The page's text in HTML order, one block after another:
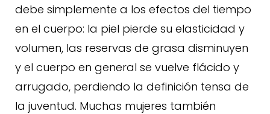
debe simplemente a los efectos del tiempo
en el cuerpo: la piel pierde su elasticidad y
volumen, las reservas de grasa disminuyen
y el cuerpo en general se vuelve flácido y
arrugado, perdiendo la definición tensa de
la juventud. Muchas mujeres también